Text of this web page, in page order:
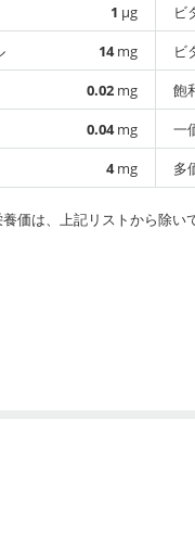
1 µg
14mg
0.02 mg
0.04mg
4mg
ビ
ビ
飽
一
多
価は、上記リストから除い